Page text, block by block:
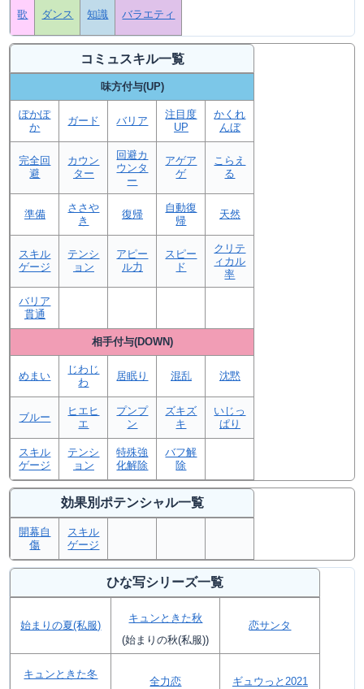
歌 ダンス 知識 バラエティ
コミュスキル一覧
味方付与(UP)
ぽかぽ
か
ガード バリア
注目度
UP
かくれ
んぼ
完全回
避
カウン
ター
回避カ
ウンタ
ー
アゲア
ゲ
こらえ
る
準備
ささや
き
復帰
自動復
帰
天然
スキル
ゲージ
テンシ
ョン
アピー
ル力
スピー
ド
クリテ
ィカル
率
バリア
貫通
相手付与(DOWN)
めまい
じわじ
わ
居眠り 混乱 沈黙
ブルー
ヒエヒ
エ
プンプ
ン
ズキズ
キ
いじっ
ぱり
スキル
ゲージ
テンシ
ョン
特殊強
化解除
バフ解
除
効果別ポテンシャル一覧
開幕自
傷
スキル
ゲージ
ひな写シリーズ一覧
始まりの夏(私服)
キュンときた秋
(始まりの秋(私服))
恋サンタ
キュンときた冬
全力恋 ギュウっと2021